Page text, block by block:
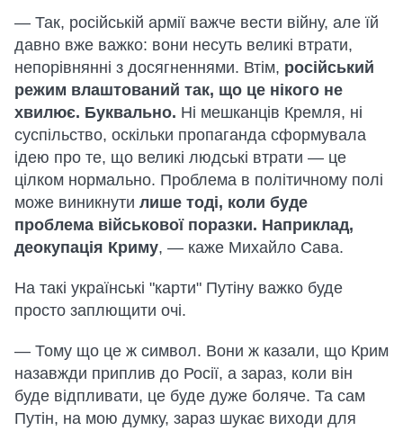
— Так, російській армії важче вести війну, але їй
давно вже важко: вони несуть великі втрати,
непорівнянні з досягненнями. Втім, російський
режим влаштований так, що це нікого не
хвилює. Буквально. Ні мешканців Кремля, ні
суспільство, оскільки пропаганда сформувала
ідею про те, що великі людські втрати — це
цілком нормально. Проблема в політичному полі
може виникнути лише тоді, коли буде
проблема військової поразки. Наприклад,
деокупація Криму, — каже Михайло Сава.
На такі українські "карти" Путіну важко буде
просто заплющити очі.
— Тому що це ж символ. Вони ж казали, що Крим
назавжди приплив до Росії, а зараз, коли він
буде відпливати, це буде дуже боляче. Та сам
Путін, на мою думку, зараз шукає виходи для